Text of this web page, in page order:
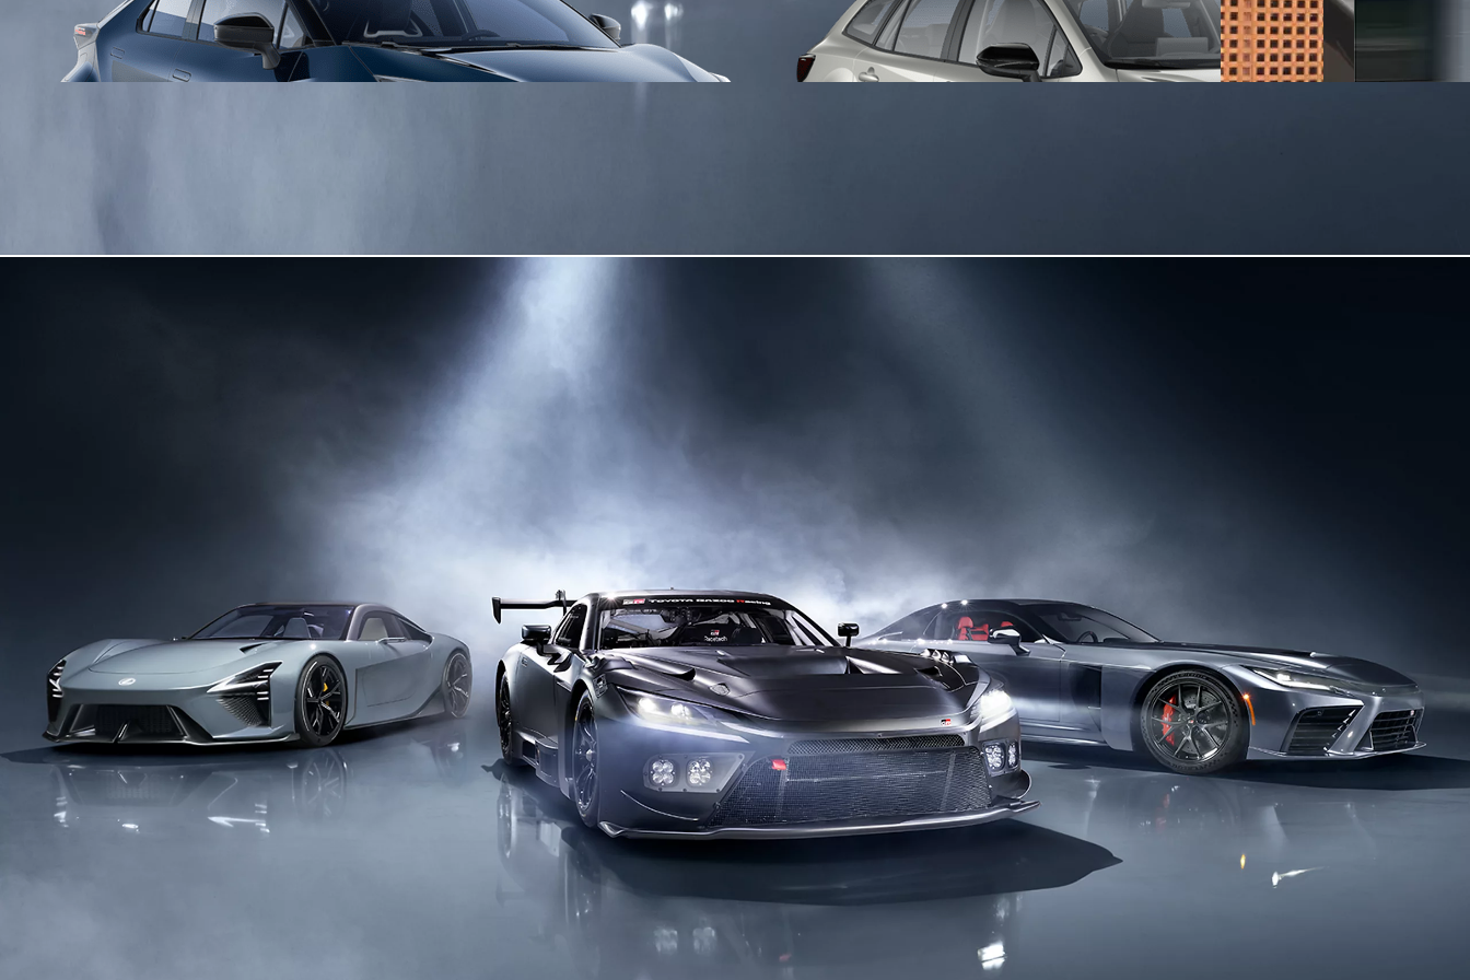
anche in versione GR SPORT
Da
Gamma Toyota Professional
Scopri i nostri veicoli commerciali.
Promozioni
Scopri tutte le